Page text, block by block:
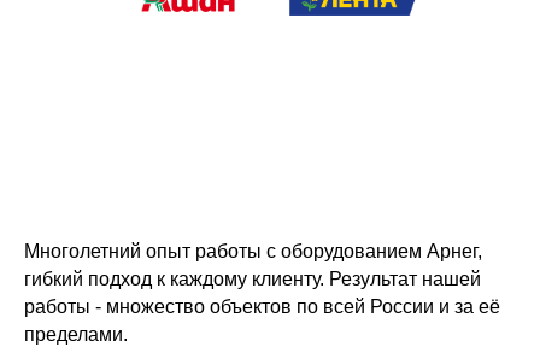
Многолетний опыт работы с оборудованием Арнег,
гибкий подход к каждому клиенту. Результат нашей
работы - множество объектов по всей России и за её
пределами.